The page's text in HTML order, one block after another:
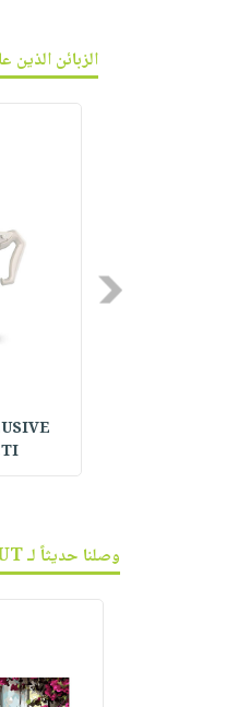
الزبائن الذين
Previous
وصلنا حديثاً لـ PAINTING BY NUMBERS BEIRUT :